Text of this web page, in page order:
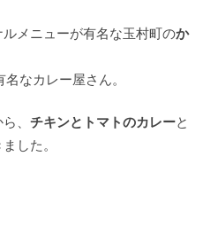
メニューが有名な玉村町のか
なカレー屋さん。
、 チキンとトマトのカレーと
した。